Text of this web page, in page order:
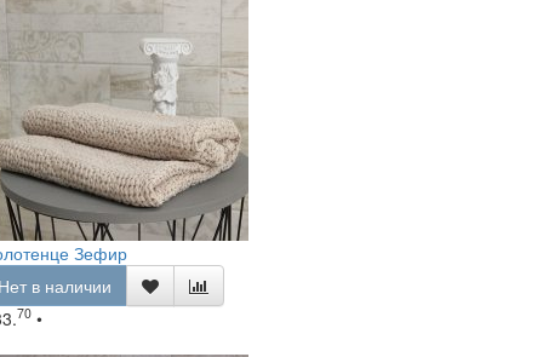
Зефир
в наличии
70 •